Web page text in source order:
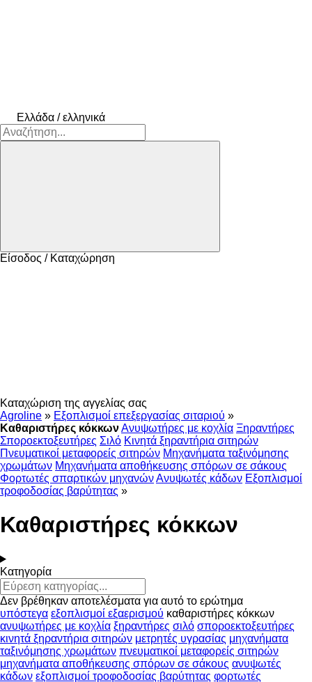
Ελλάδα / ελληνικά
Είσοδος / Καταχώρηση
Καταχώριση της αγγελίας σας
Agroline » Εξοπλισμοί επεξεργασίας σιταριού »
Καθαριστήρες κόκκωνΑνυψωτήρες με κοχλία Ξηραντήρες
Σποροεκτοξευτήρες Σιλό Κινητά ξηραντήρια σιτηρών
Πνευματικοί μεταφορείς σιτηρών Μηχανήματα ταξινόμησης
χρωμάτων Μηχανήματα αποθήκευσης σπόρων σε σάκους
Φορτωτές σπαρτικών μηχανώνΑνυψωτές κάδων Εξοπλισμοί
τροφοδοσίας βαρύτητας »
Καθαριστήρες κόκκων
Κατηγορία
Δεν βρέθηκαν αποτελέσματα για αυτό το ερώτημα
υπόστεγα εξοπλισμοί εξαερισμού καθαριστήρες κόκκων
ανυψωτήρες με κοχλία ξηραντήρες σιλό σποροεκτοξευτήρες
κινητά ξηραντήρια σιτηρών μετρητές υγρασίας μηχανήματα
ταξινόμησης χρωμάτων πνευματικοί μεταφορείς σιτηρών
μηχανήματα αποθήκευσης σπόρων σε σάκους ανυψωτές
κάδων εξοπλισμοί τροφοδοσίας βαρύτητας φορτωτές